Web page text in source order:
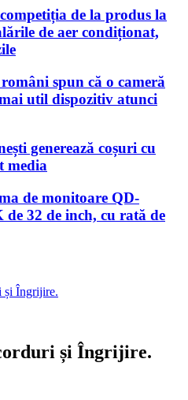
de la produs la
de aer condiționat,
spun că o cameră
mai util dispozitiv atunci
generează coșuri cu
media
de monitoare QD-
32 de inch, cu rată de
și Îngrijire.
și Îngrijire.